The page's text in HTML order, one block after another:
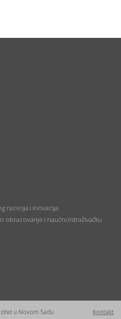
razvoja i inovacija
obrazovanje i naučnoistraživačku
u Novom Sadu Kontakt